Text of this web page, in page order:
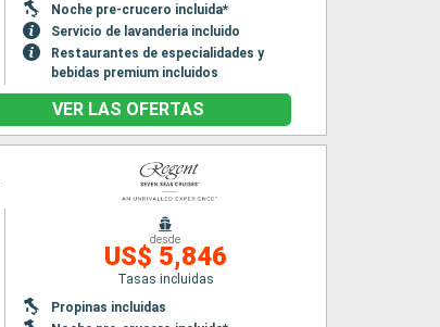
Noche pre-crucero incluida*
Servicio de lavanderia incluido
Restaurantes de especialidades y
bebidas premium incluidos
VER LAS OFERTAS
desde
US$ 5,846
Tasas incluidas
Propinas incluidas